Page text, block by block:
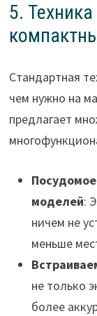
5.
Стандартная
чем нужно на
предлагает
моделей:
ничем не
меньше
не только
более